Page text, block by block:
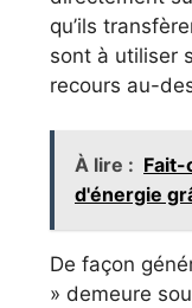
qu’ils
sont à utiliser
recours au-
À lire : Fait-
d'énergie
De façon
» demeure